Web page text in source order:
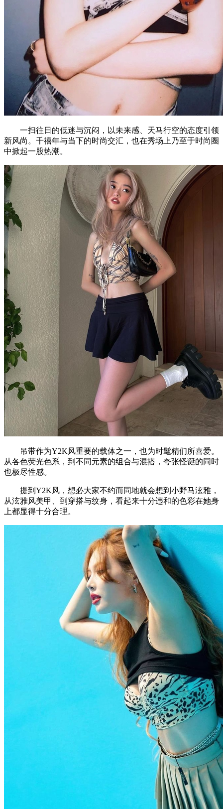
一扫往日的低迷与沉闷，以未来感、天马行空的态度引领
新风尚。千禧年与当下的时尚交汇，也在秀场上乃至于时尚圈
中掀起一股热潮。
吊带作为Y2K风重要的载体之一，也为时髦精们所喜爱。
从各色荧光色系，到不同元素的组合与混搭，夸张怪诞的同时
也极尽性感。
提到Y2K风，想必大家不约而同地就会想到小野马泫雅，
从泫雅风美甲、到穿搭与纹身，看起来十分违和的色彩在她身
上都显得十分合理。